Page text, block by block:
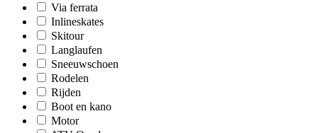
Via ferrata
Inlineskates
Skitour
Langlaufen
Sneeuwschoen
Rodelen
Rijden
Boot en kano
Motor